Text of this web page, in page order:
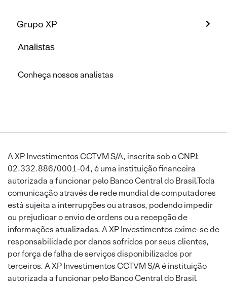
Grupo XP
Analistas
Conheça nossos analistas
A XP Investimentos CCTVM S/A, inscrita sob o CNPJ:
02.332.886/0001-04, é uma instituição financeira
autorizada a funcionar pelo Banco Central do Brasil.Toda
comunicação através de rede mundial de computadores
está sujeita a interrupções ou atrasos, podendo impedir
ou prejudicar o envio de ordens ou a recepção de
informações atualizadas. A XP Investimentos exime-se de
responsabilidade por danos sofridos por seus clientes,
por força de falha de serviços disponibilizados por
terceiros. A XP Investimentos CCTVM S/A é instituição
autorizada a funcionar pelo Banco Central do Brasil.